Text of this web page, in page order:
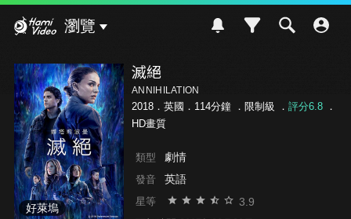
瀏覽
好萊塢
滅絕
ANNIHILATION
2018．英國．114分鐘 ． 限制級 ． 評分6.8．
HD畫質
類型 劇情
發音 英語
星等 3.9